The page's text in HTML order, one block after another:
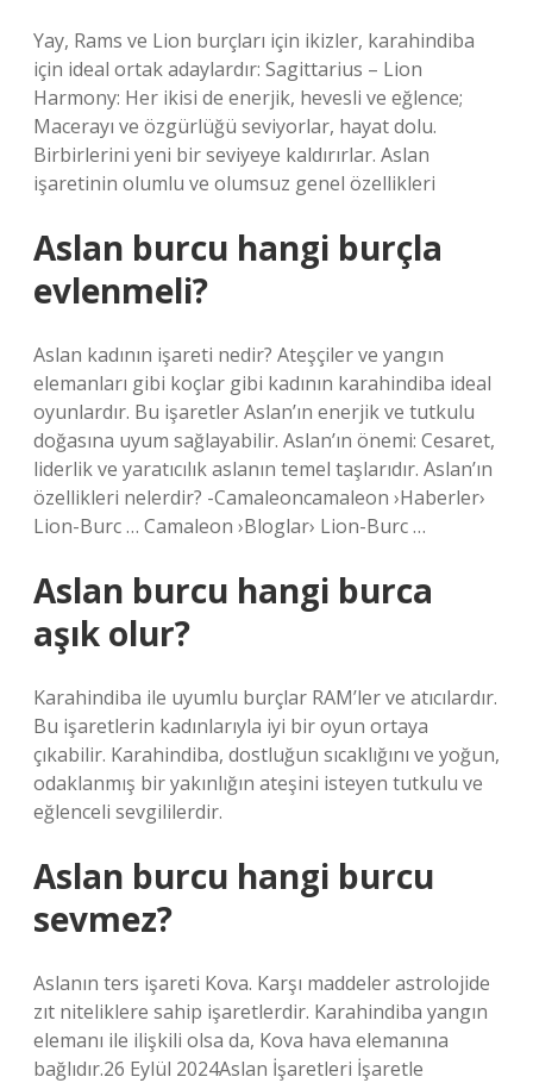
Yay, Rams ve Lion burçları için ikizler, karahindiba
için ideal ortak adaylardır: Sagittarius – Lion
Harmony: Her ikisi de enerjik, hevesli ve eğlence;
Macerayı ve özgürlüğü seviyorlar, hayat dolu.
Birbirlerini yeni bir seviyeye kaldırırlar. Aslan
işaretinin olumlu ve olumsuz genel özellikleri
Aslan burcu hangi burçla
evlenmeli?
Aslan kadının işareti nedir? Ateşçiler ve yangın
elemanları gibi koçlar gibi kadının karahindiba ideal
oyunlardır. Bu işaretler Aslan’ın enerjik ve tutkulu
doğasına uyum sağlayabilir. Aslan’ın önemi: Cesaret,
liderlik ve yaratıcılık aslanın temel taşlarıdır. Aslan’ın
özellikleri nelerdir? -Camaleoncamaleon ›Haberler›
Lion-Burc … Camaleon ›Bloglar› Lion-Burc …
Aslan burcu hangi burca
aşık olur?
Karahindiba ile uyumlu burçlar RAM’ler ve atıcılardır.
Bu işaretlerin kadınlarıyla iyi bir oyun ortaya
çıkabilir. Karahindiba, dostluğun sıcaklığını ve yoğun,
odaklanmış bir yakınlığın ateşini isteyen tutkulu ve
eğlenceli sevgililerdir.
Aslan burcu hangi burcu
sevmez?
Aslanın ters işareti Kova. Karşı maddeler astrolojide
zıt niteliklere sahip işaretlerdir. Karahindiba yangın
elemanı ile ilişkili olsa da, Kova hava elemanına
bağlıdır.26 Eylül 2024Aslan İşaretleri İşaretle